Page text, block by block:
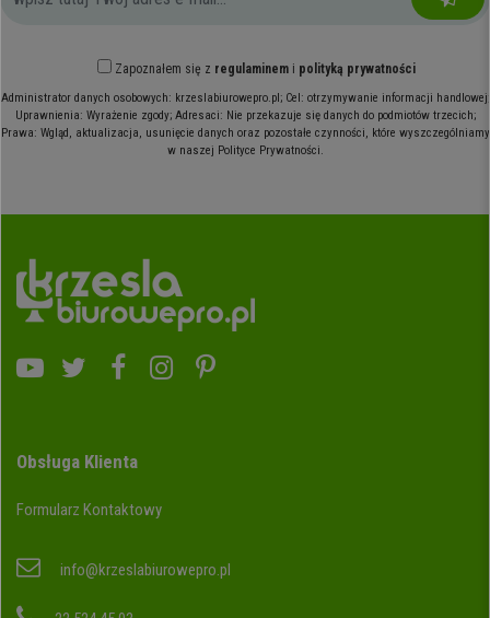
Zapoznałem się z regulaminemi polityką prywatności
Administrator danych osobowych: krzeslabiurowepro.pl; Cel: otrzymywanie informacji handlowej;
Uprawnienia: Wyrażenie zgody; Adresaci: Nie przekazuje się danych do podmiotów trzecich;
Prawa: Wgląd, aktualizacja, usunięcie danych oraz pozostałe czynności, które wyszczególniamy
w naszej Polityce Prywatności.
Obsługa Klienta
Formularz Kontaktowy
info@krzeslabiurowepro.pl